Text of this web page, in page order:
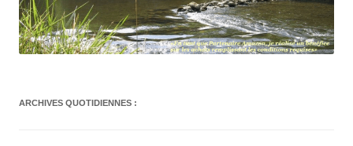
ARCHIVES QUOTIDIENNES :